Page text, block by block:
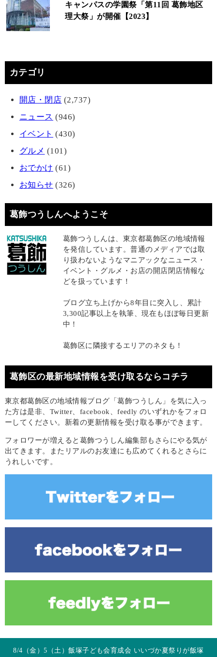
キャンパスの学園祭「第11回 葛飾地区
理大祭」が開催【2023】
カテゴリ
開店・閉店 (2,737)
ニュース (946)
イベント (430)
グルメ (101)
おでかけ (61)
お知らせ (326)
葛飾つうしんへようこそ
葛飾つうしんは、東京都葛飾区の地域情報
を発信しています。普通のメディアでは取
り扱わないようなマニアックなニュース・
イベント・グルメ・お店の開店閉店情報な
どを扱っています！
ブログ立ち上げから8年目に突入し、累計
3,300記事以上を執筆、現在もほぼ毎日更新
中！
葛飾区に隣接するエリアのネタも！
葛飾区の最新地域情報を受け取るならコチラ
東京都葛飾区の地域情報ブログ「葛飾つうしん」を気に入っ
た方は是非、Twitter、facebook、feedly のいずれかをフォロ
ーしてください。新着の更新情報を受け取る事ができます。
フォロワーが増えると葛飾つうしん編集部もさらにやる気が
出てきます。またリアルのお友達にも広めてくれるとさらに
うれしいです。
8/4（金）5（土）飯塚子ども会育成会 いいづか夏祭りが飯塚